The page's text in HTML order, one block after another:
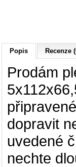
Popis Recenze
Prodám
dopravit
uvedené
nechte